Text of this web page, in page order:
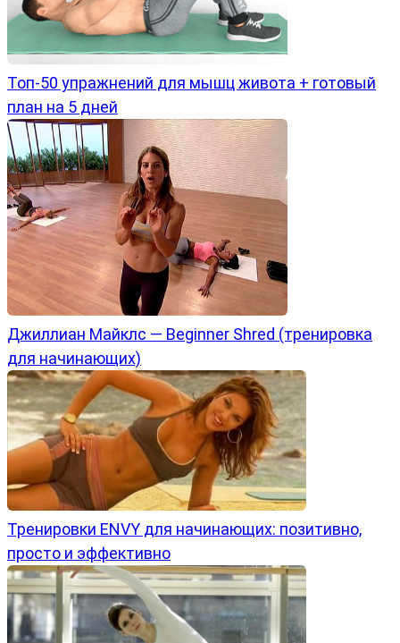
Топ-50 упражнений для мышц живота + готовый
план на 5 дней
Джиллиан Майклс — Beginner Shred (тренировка
для начинающих)
Тренировки ENVY для начинающих: позитивно,
просто и эффективно